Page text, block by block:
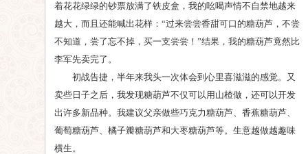
着花花绿绿的钞票放满了铁皮盒，我的吆喝声情不自禁地越来
越大，而且还能喊出花样：“过来尝尝香甜可口的糖葫芦，不尝
不知道，尝了忘不掉，买一支尝尝！”结果，我的糖葫芦竟然比
李军先卖完了。
初战告捷，半年来我头一次体会到心里喜滋滋的感觉。又
卖些日子之后，我发现糖葫芦不仅可以用山楂做，还可以开发
出许多新品种。我建议父亲做些巧克力糖葫芦、香蕉糖葫芦、
葡萄糖葫芦、橘子瓣糖葫芦和大枣糖葫芦等。生意越做越趣味
横生。